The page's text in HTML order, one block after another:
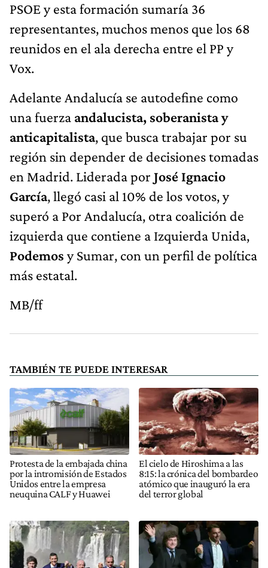
PSOE y esta formación sumaría 36
representantes, muchos menos que los 68
reunidos en el ala derecha entre el PP y
Vox.
Adelante Andalucía se autodefine como
una fuerza andalucista, soberanista y
anticapitalista, que busca trabajar por su
región sin depender de decisiones tomadas
en Madrid. Liderada por José Ignacio
García, llegó casi al 10% de los votos, y
superó a Por Andalucía, otra coalición de
izquierda que contiene a Izquierda Unida,
Podemos y Sumar, con un perfil de política
más estatal.
MB/ff
TAMBIÉN TE PUEDE INTERESAR
Protesta de la embajada china
por la intromisión de Estados
Unidos entre la empresa
neuquina CALF y Huawei
El cielo de Hiroshima a las
8:15: la crónica del bombardeo
atómico que inauguró la era
del terror global